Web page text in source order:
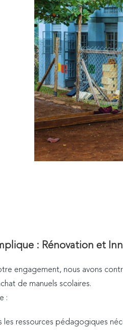
: Rénovation et
engagement, nous avons
de manuels scolaires.
:
les ressources pédagogiques